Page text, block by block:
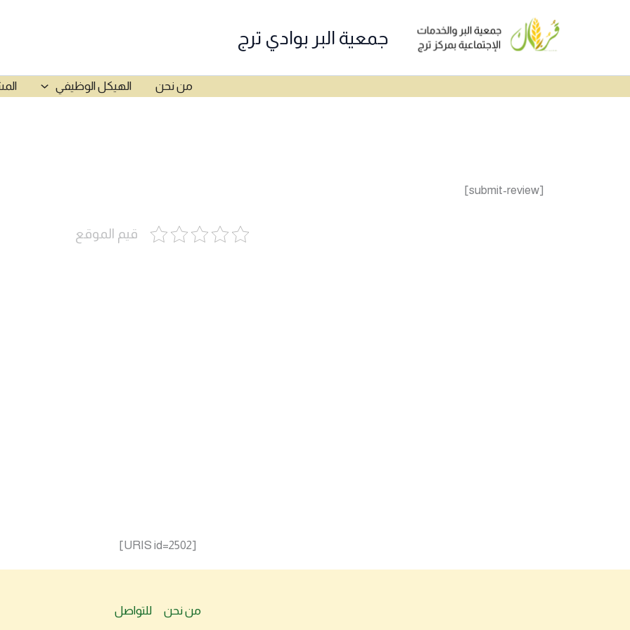
جمعية البر بوادي ترج
من نحن الهيكل الوظيفي
[submit-review]
قيم الموقع
[URIS id=2502]
من نحن للتواصل